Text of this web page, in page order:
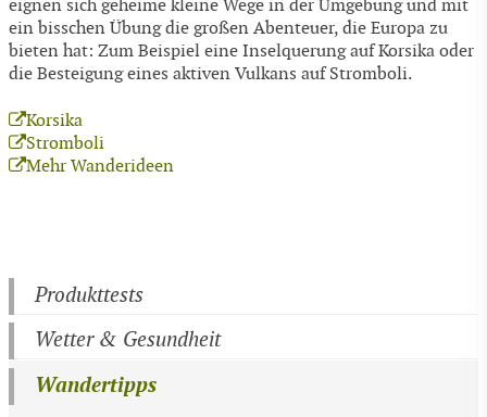
eignen sich geheime kleine Wege in der Umgebung und mit
ein bisschen Übung die großen Abenteuer, die Europa zu
bieten hat: Zum Beispiel eine Inselquerung auf Korsika oder
die Besteigung eines aktiven Vulkans auf Stromboli.
Korsika
Stromboli
Mehr Wanderideen
Produkttests
Wetter & Gesundheit
Wandertipps